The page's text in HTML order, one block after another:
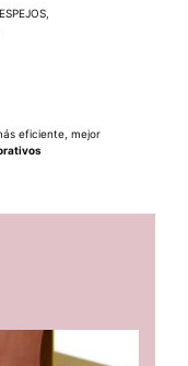
ESPEJOS
eficiente, mejor